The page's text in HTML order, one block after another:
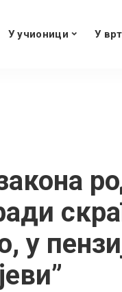
У учионици У
у